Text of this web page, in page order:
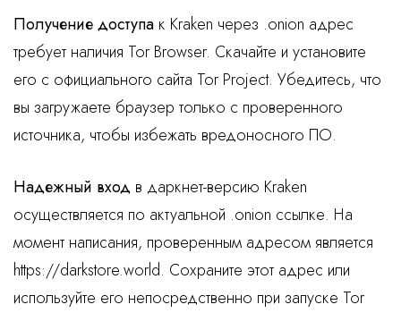
Получение доступа к Kraken через .onion адрес
требует наличия Tor Browser. Скачайте и установите
его с официального сайта Tor Project. Убедитесь, что
вы загружаете браузер только с проверенного
источника, чтобы избежать вредоносного ПО.
Надежный вход в даркнет-версию Kraken
осуществляется по актуальной .onion ссылке. На
момент написания, проверенным адресом является
https://darkstore.world. Сохраните этот адрес или
используйте его непосредственно при запуске Tor